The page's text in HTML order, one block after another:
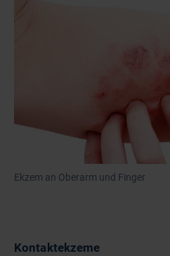
Ekzem an Oberarm und Finger
Kontaktekzeme